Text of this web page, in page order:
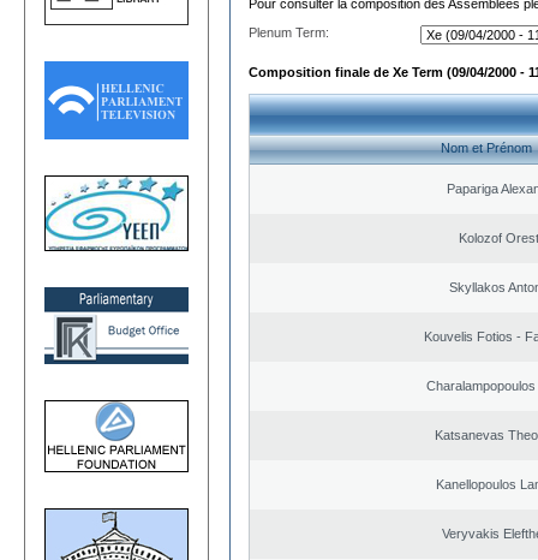
Pour consulter la composition des Assemblées
Plenum Term:
Composition finale de Xe Term (09/04/2000 -
Nom et Prénom
Papariga
Kolozof
Skyllakos
Kouvelis Fotios -
Katsanevas
Kanellopoulos
Veryvakis